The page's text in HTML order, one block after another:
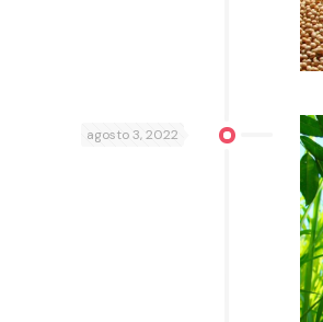
agosto 3, 2022